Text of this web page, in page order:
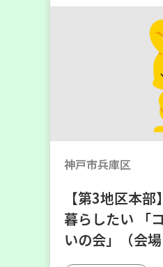
神戸市兵庫区
【第3地区本
暮らしたい 「
いの会」（会場